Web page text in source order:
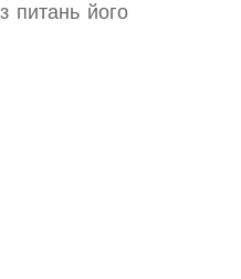
питань його